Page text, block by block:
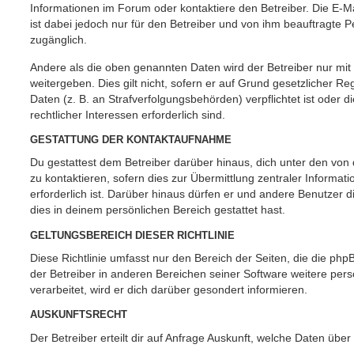
Informationen im Forum oder kontaktiere den Betreiber. Die E-
ist dabei jedoch nur für den Betreiber und von ihm beauftragte
zugänglich.
Andere als die oben genannten Daten wird der Betreiber nur
weitergeben. Dies gilt nicht, sofern er auf Grund gesetzlicher
Daten (z. B. an Strafverfolgungsbehörden) verpflichtet ist oder
rechtlicher Interessen erforderlich sind.
GESTATTUNG DER KONTAKTAUFNAHME
Du gestattest dem Betreiber darüber hinaus, dich unter den
zu kontaktieren, sofern dies zur Übermittlung zentraler
erforderlich ist. Darüber hinaus dürfen er und andere Benutzer
dies in deinem persönlichen Bereich gestattet hast.
GELTUNGSBEREICH DIESER RICHTLINIE
Diese Richtlinie umfasst nur den Bereich der Seiten, die die
der Betreiber in anderen Bereichen seiner Software weitere
verarbeitet, wird er dich darüber gesondert informieren.
AUSKUNFTSRECHT
Der Betreiber erteilt dir auf Anfrage Auskunft, welche Daten